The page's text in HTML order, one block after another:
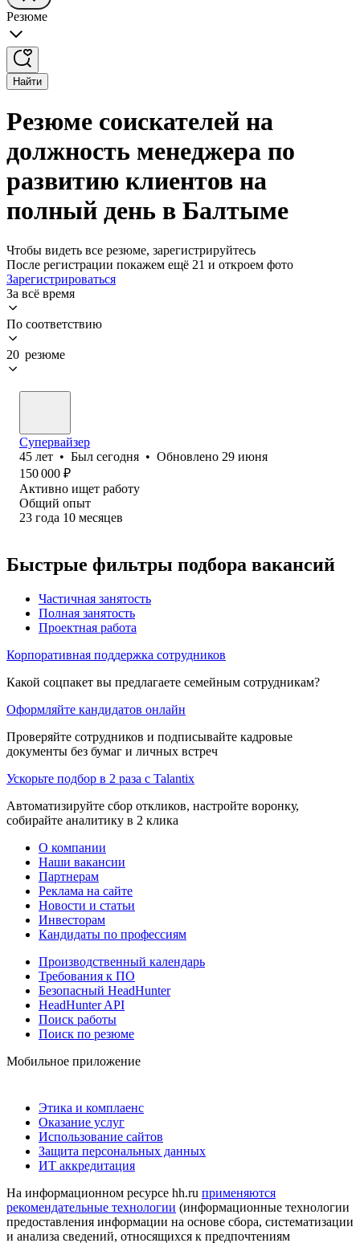
Резюме
Найти
Резюме соискателей на
должность менеджера по
развитию клиентов на
полный день в Балтыме
Чтобы видеть все резюме, зарегистрируйтесь
После регистрации покажем ещё 21 и откроем фото
Зарегистрироваться
За всё время
По соответствию
20 резюме
Супервайзер
45 лет • Был сегодня • Обновлено 29 июня
150 000 ₽
Активно ищет работу
Общий опыт
23 года 10 месяцев
Быстрые фильтры подбора вакансий
Частичная занятость
Полная занятость
Проектная работа
Корпоративная поддержка сотрудников
Какой соцпакет вы предлагаете семейным сотрудникам?
Оформляйте кандидатов онлайн
Проверяйте сотрудников и подписывайте кадровые
документы без бумаг и личных встреч
Ускорьте подбор в 2 раза с Talantix
Автоматизируйте сбор откликов, настройте воронку,
собирайте аналитику в 2 клика
О компании
Наши вакансии
Партнерам
Реклама на сайте
Новости и статьи
Инвесторам
Кандидаты по профессиям
Производственный календарь
Требования к ПО
Безопасный HeadHunter
HeadHunter API
Поиск работы
Поиск по резюме
Мобильное приложение
Этика и комплаенс
Оказание услуг
Использование сайтов
Защита персональных данных
ИТ аккредитация
На информационном ресурсе hh.ru применяются
рекомендательные технологии (информационные технологии
предоставления информации на основе сбора, систематизации
и анализа сведений, относящихся к предпочтениям